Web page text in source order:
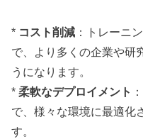
* コスト削減 ：トレーニ
で、より多くの企業や研
うになります。
* 柔軟なデプロイメント
で、様々な環境に最適化
す。